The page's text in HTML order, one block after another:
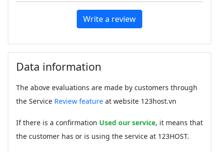
Write a review
Data information
The above evaluations are made by customers through
the Service Review feature at website 123host.vn
If there is a confirmation Used our service, it means that
the customer has or is using the service at 123HOST.